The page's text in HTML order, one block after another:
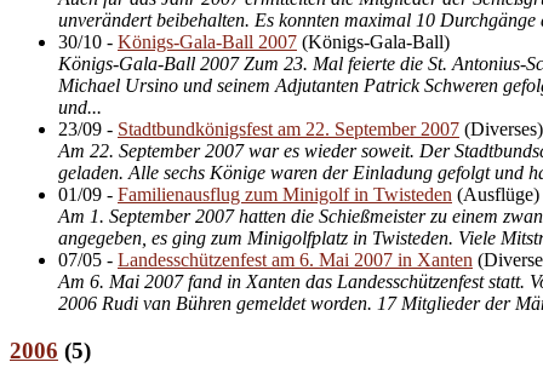
unverändert beibehalten. Es konnten maximal 10
30/10 - Königs-Gala-Ball 2007 (Königs-Gala-Ball)
Königs-Gala-Ball 2007 Zum 23. Mal feierte die St. Antonius-
Michael Ursino und seinem Adjutanten Patrick Schweren
und...
23/09 - Stadtbundkönigsfest am 22. September 2007 (Diverses)
Am 22. September 2007 war es wieder soweit. Der
geladen. Alle sechs Könige waren der Einladung gefolgt und
01/09 - Familienausflug zum Minigolf in Twisteden (Ausflüge)
Am 1. September 2007 hatten die Schießmeister zu einem
angegeben, es ging zum Minigolfplatz in Twisteden. Viele
07/05 - Landesschützenfest am 6. Mai 2007 in Xanten (
Am 6. Mai 2007 fand in Xanten das Landesschützenfest statt.
2006 Rudi van Bühren gemeldet worden. 17 Mitglieder der
2006 (5)